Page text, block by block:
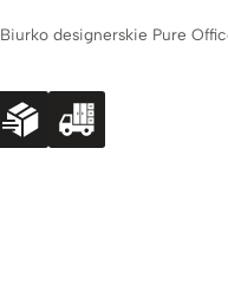
Biurko designerskie Pure